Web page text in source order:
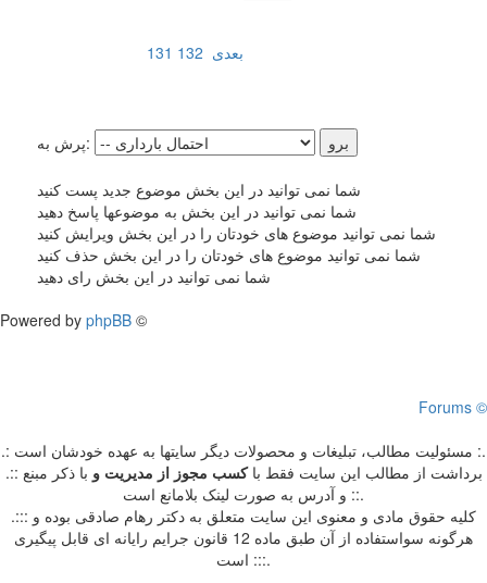
131 132 بعدی
پرش به:
شما نمی توانید در این بخش موضوع جدید پست کنید
شما نمی توانید در این بخش به موضوعها پاسخ دهید
شما نمی توانید موضوع های خودتان را در این بخش ویرایش کنید
شما نمی توانید موضوع های خودتان را در این بخش حذف کنید
شما نمی توانید در این بخش رای دهید
Powered by phpBB ©
Forums ©
.: مسئوليت مطالب، تبليغات و محصولات ديگر سايتها به عهده خودشان است :.
.:: برداشت از مطالب اين سايت فقط باکسب مجوز از مدیریت و با ذکر مبنع
و آدرس به صورت لینک بلامانع است ::.
.::: کلیه حقوق مادی و معنوی این سایت متعلق به دکتر رهام صادقی بوده و
هرگونه سواستفاده از آن طبق ماده 12 قانون جرایم رایانه ای قابل پیگیری
است :::.